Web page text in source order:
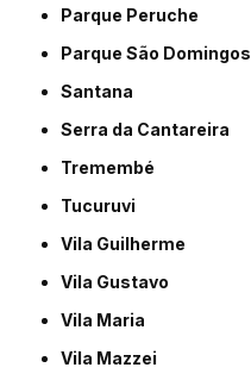
Parque Peruche
Parque São Domingos
Santana
Serra da Cantareira
Tremembé
Tucuruvi
Vila Guilherme
Vila Gustavo
Vila Maria
Vila Mazzei